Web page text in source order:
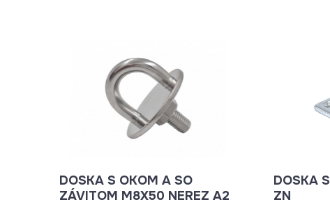
DOSKA S OKOM A SO
ZÁVITOM M8X50 NEREZ A2
DOSKA
ZN